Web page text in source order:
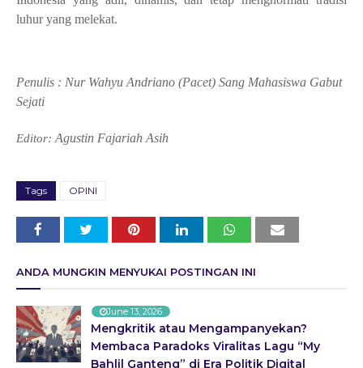
luhur yang melekat.
Penulis : Nur Wahyu Andriano (Pacet) Sang Mahasiswa Gabut
Sejati
Editor: Agustin Fajariah Asih
Tags OPINI
ANDA MUNGKIN MENYUKAI POSTINGAN INI
June 13, 2026
Mengkritik atau Mengampanyekan?
Membaca Paradoks Viralitas Lagu “My
Bahlil Ganteng” di Era Politik Digital